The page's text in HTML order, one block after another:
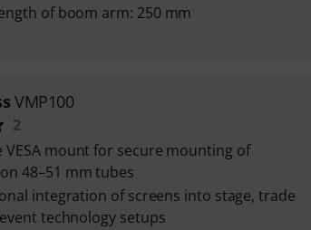
of boom arm: 250 mm
VMP100
2
VESA mount for secure mounting of
48–51 mm tubes
integration of screens into stage, trade
technology setups